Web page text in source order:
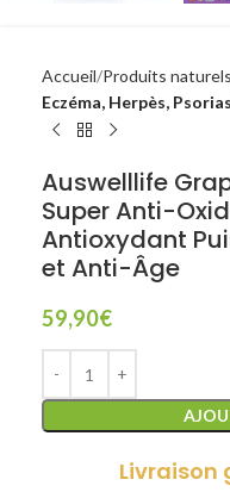
Accueil Produits
Eczéma, Herpès,
Auswelllife
Super Anti-
Antioxydant
et Anti-Âge
59,90€
Livraison